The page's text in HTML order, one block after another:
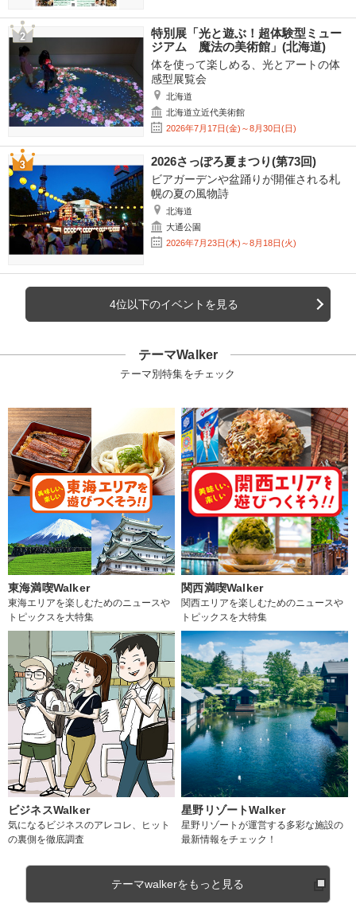
特別展「光と遊ぶ！超体験型ミュー
ジアム 魔法の美術館」(北海道)
体を使って楽しめる、光とアートの体
感型展覧会
北海道
北海道立近代美術館
2026年7月17日(金)～8月30日(日)
2026さっぽろ夏まつり(第73回)
ビアガーデンや盆踊りが開催される札
幌の夏の風物詩
北海道
大通公園
2026年7月23日(木)～8月18日(火)
4位以下のイベントを見る
テーマWalker
テーマ別特集をチェック
東海満喫Walker
東海エリアを楽しむためのニュースや
トピックスを大特集
関西満喫Walker
関西エリアを楽しむためのニュースや
トピックスを大特集
ビジネスWalker
気になるビジネスのアレコレ、ヒット
の裏側を徹底調査
星野リゾートWalker
星野リゾートが運営する多彩な施設の
最新情報をチェック！
テーマwalkerをもっと見る